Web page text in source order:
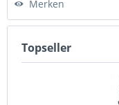
Merken
Topseller